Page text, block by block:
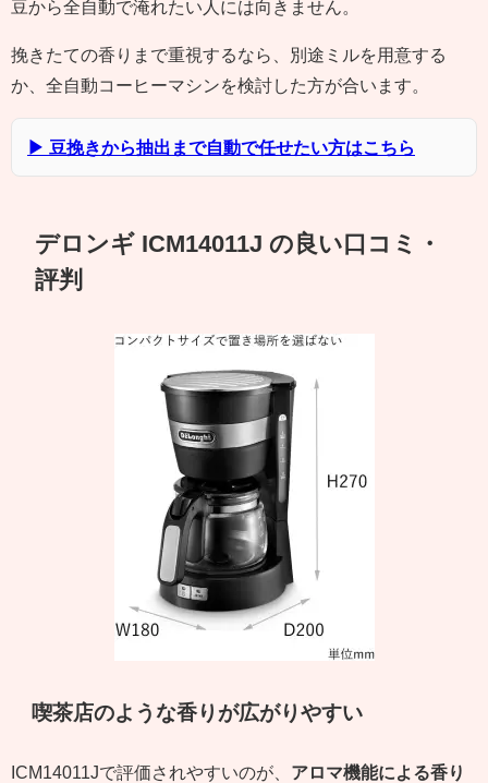
豆から全自動で淹れたい人には向きません。
挽きたての香りまで重視するなら、別途ミルを用意する
か、全自動コーヒーマシンを検討した方が合います。
▶ 豆挽きから抽出まで自動で任せたい方はこちら
デロンギ ICM14011J の良い口コミ・
評判
喫茶店のような香りが広がりやすい
ICM14011Jで評価されやすいのが、 アロマ機能による香り